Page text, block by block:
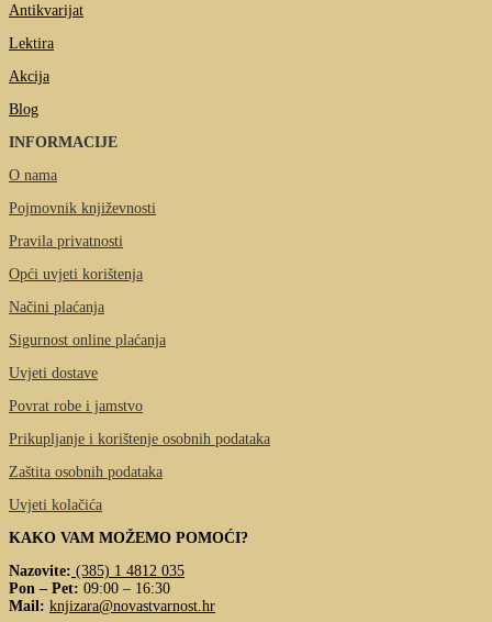
Antikvarijat
Lektira
Akcija
Blog
INFORMACIJE
O nama
Pojmovnik književnosti
Pravila privatnosti
Opći uvjeti korištenja
Načini plaćanja
Sigurnost online plaćanja
Uvjeti dostave
Povrat robe i jamstvo
Prikupljanje i korištenje osobnih podataka
Zaštita osobnih podataka
Uvjeti kolačića
KAKO VAM MOŽEMO POMOĆI?
Nazovite: (385) 1 4812 035
Pon – Pet: 09:00 – 16:30
Mail: knjizara@novastvarnost.hr